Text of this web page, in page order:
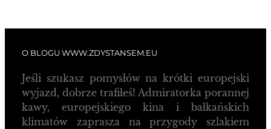
O BLOGU WWW.ZDYSTANSEM.EU
Jeśli szukasz pomysłów na krótki europejski
wyjazd, dobrze trafiłeś! Admiratorka porannej
kawy, europejskiego kina i bałkańskich
klimatów zaprasza na przygody szlakiem